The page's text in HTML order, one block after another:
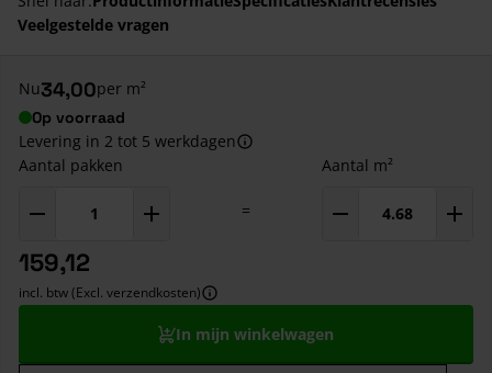
Veelgestelde vragen
Nu34,00per m²
Op voorraad
Levering in 2 tot 5 werkdagen
Aantal pakken
=
Aantal m²
159,12
incl. btw (Excl. verzendkosten)
In mijn winkelwagen